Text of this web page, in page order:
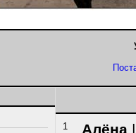
1 Алёна